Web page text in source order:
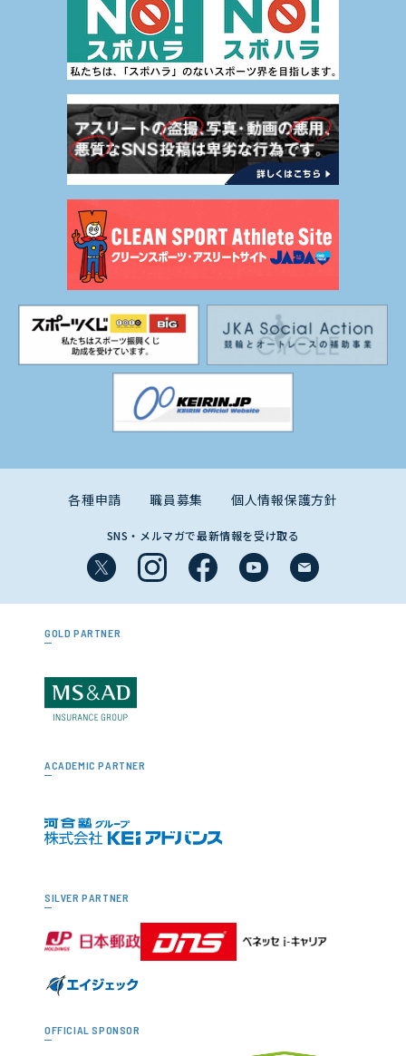
各種申請 職員募集 個人情報保護方針
SNS・メルマガで最新情報を受け取る
GOLD PARTNER
ACADEMIC PARTNER
SILVER PARTNER
OFFICIAL SPONSOR